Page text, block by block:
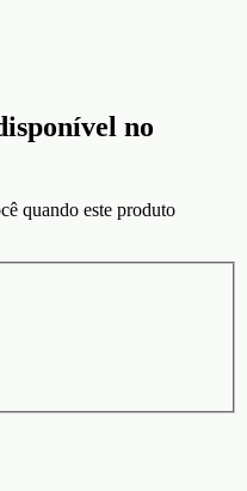
no
quando este produto